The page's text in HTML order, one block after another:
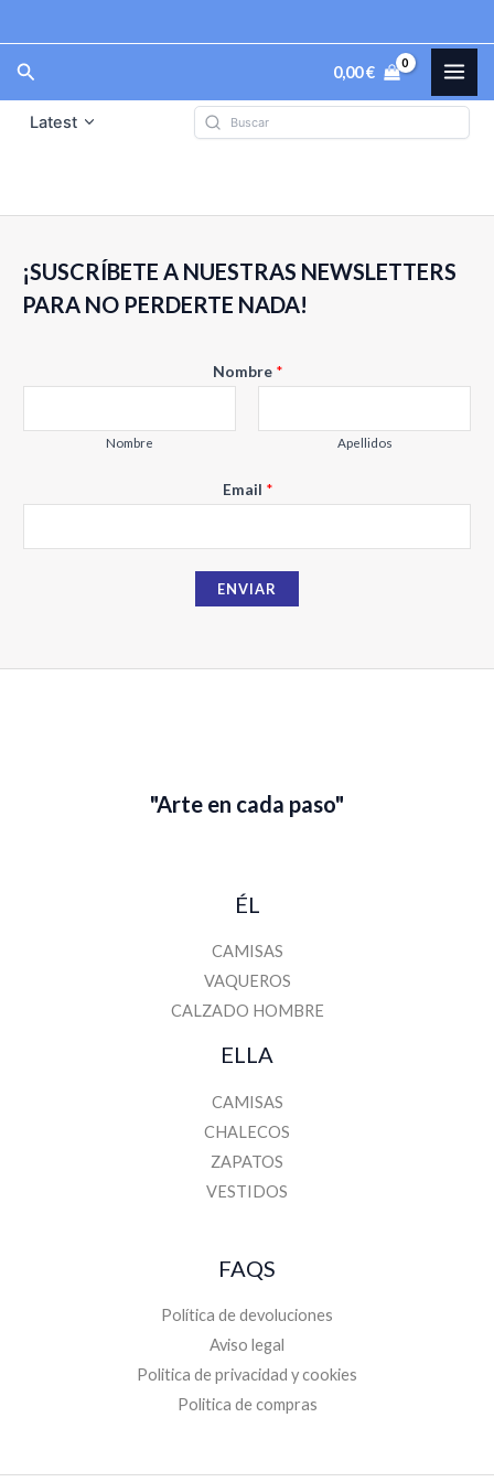
al
contenido
Buscar 0,00€
Tienda
Latest
¡SUSCRÍBETE A NUESTRAS NEWSLETTERS
PARA NO PERDERTE NADA!
m
N
m
b
r
Nombre *
Nombre Apellidos
Email *
ENVIAR
"Arte en cada paso"
ÉL
CAMISAS
VAQUEROS
CALZADO HOMBRE
ELLA
CAMISAS
CHALECOS
ZAPATOS
VESTIDOS
FAQS
Política de devoluciones
Aviso legal
Politica de privacidad y cookies
Politica de compras